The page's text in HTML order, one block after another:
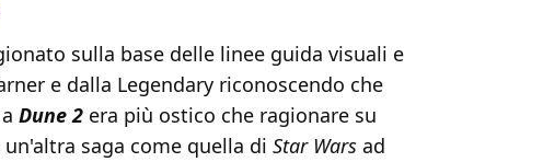
sulla base delle linee guida visuali e
e dalla Legendary riconoscendo che
Dune 2 era più ostico che ragionare su
saga come quella di Star Wars ad